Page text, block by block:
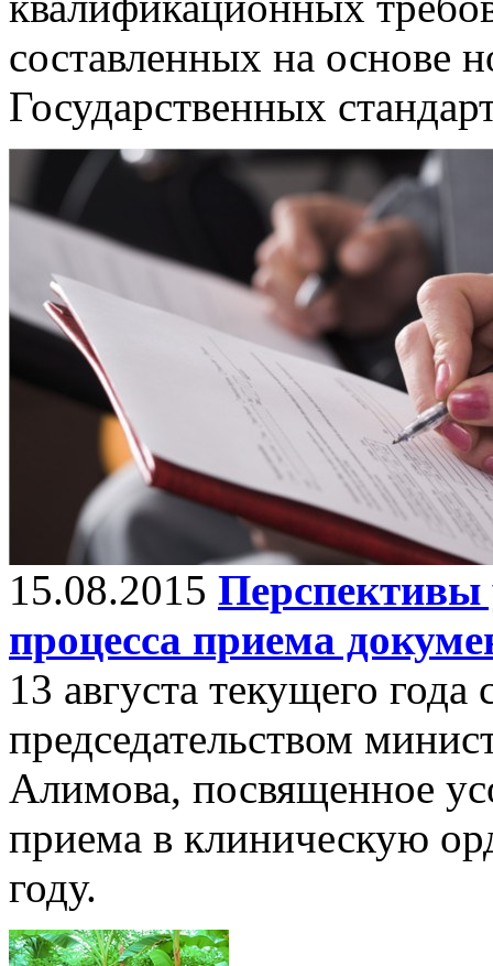
составленных на основе
Государственных
15.08.2015 Перспективы
процесса приема
13 августа текущего
председательством
Алимова, посвященное
приема в клиническую
году.